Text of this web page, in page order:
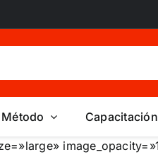
Capacitación